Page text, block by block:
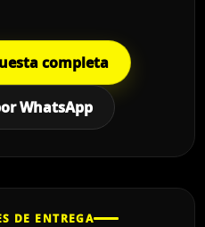
completa
WhatsApp
DE ENTREGA